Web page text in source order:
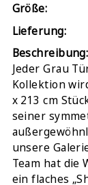
Größe:
Lieferung:
Beschreibung:
Jeder Grau
Kollektion
x 213 cm
seiner
unsere
Team hat die
ein flaches